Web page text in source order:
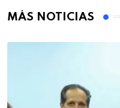
MÁS NOTICIAS